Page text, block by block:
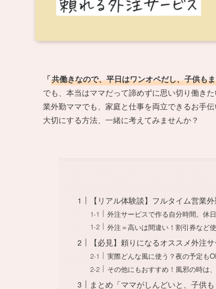
「共働きなので、平日はワンオペだし、子供も
でも、本当はママだって諦めずに思い切り働き
業外勤ママでも、家庭と仕事を両立できるお手
大切にする方法、一緒に考えてみませんか？
【リアル体験談】フルタイム営業
外注サービスで作る自分時間。休
外注＝高いは間違い！割引券など
【必見】頼りになるオススメ外注
実際どんな風に使う？夜の予定も
その他にもおすすめ！風邪の時は
まとめ「ママがしんどいと、子供も